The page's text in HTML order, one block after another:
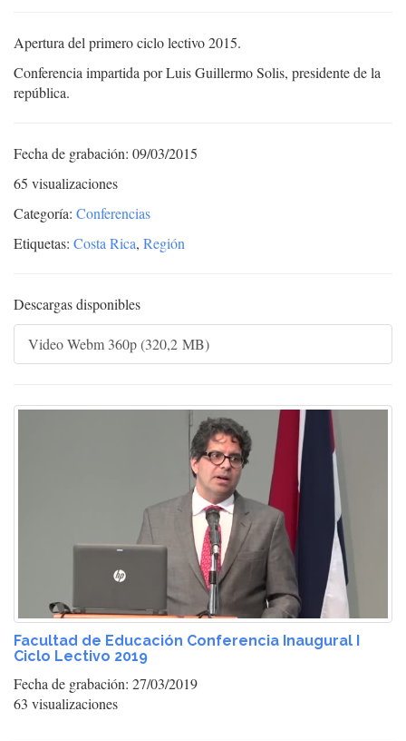
Apertura del primero ciclo lectivo 2015.
Conferencia impartida por Luis Guillermo Solis, presidente de la
república.
Fecha de grabación: 09/03/2015
65 visualizaciones
Categoría: Conferencias
Etiquetas: Costa Rica, Región
Descargas disponibles
Video Webm 360p (320,2 MB)
Facultad de Educación Conferencia Inaugural I
Ciclo Lectivo 2019
Fecha de grabación: 27/03/2019
63 visualizaciones